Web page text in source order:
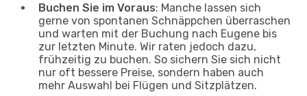
Buchen Sie im Voraus: Manche lassen sich
gerne von spontanen Schnäppchen überraschen
und warten mit der Buchung nach Eugene bis
zur letzten Minute. Wir raten jedoch dazu,
frühzeitig zu buchen. So sichern Sie sich nicht
nur oft bessere Preise, sondern haben auch
mehr Auswahl bei Flügen und Sitzplätzen.